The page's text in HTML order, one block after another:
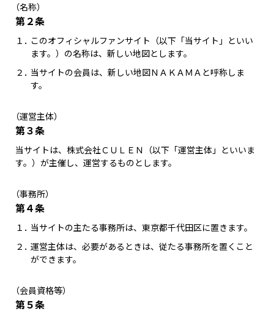
PROFILE
稲垣 吾郎 草彅 剛 香取 慎吾
DISCOGRAPHY
NAKAMA入会
FAQ
お問い合わせ
メールマガジン登録/解除
（名称）
第２条
１．このオフィシャルファンサイト（以下「当サイト」といい
ます。）の名称は、新しい地図とします。
２．当サイトの会員は、新しい地図ＮＡＫＡＭＡと呼称しま
す。
（運営主体）
第３条
当サイトは、株式会社ＣＵＬＥＮ（以下「運営主体」といいま
す。）が主催し、運営するものとします。
（事務所）
第４条
１．当サイトの主たる事務所は、東京都千代田区に置きます。
２．運営主体は、必要があるときは、従たる事務所を置くこと
ができます。
（会員資格等）
第５条